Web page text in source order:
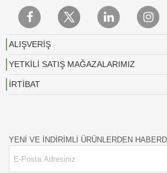
ALIŞVERİŞ
YETKİLİ SATIŞ MAĞAZALARIMIZ
İRTİBAT
YENİ VE İNDİRİMLİ ÜRÜNLERDEN